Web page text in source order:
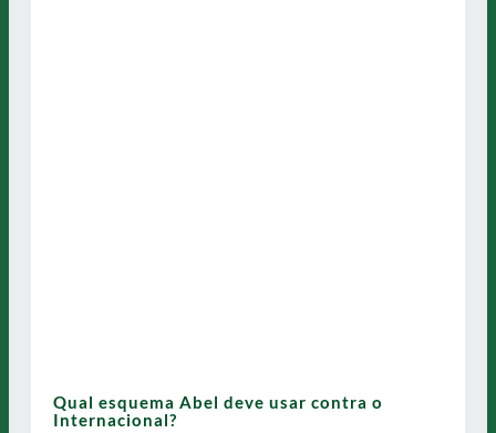
Qual esquema Abel deve usar contra o
Internacional?